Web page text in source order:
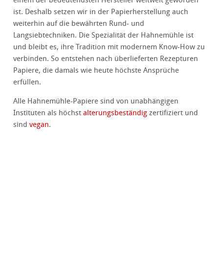
ist. Deshalb setzen wir in der Papierherstellung auch
weiterhin auf die bewährten Rund- und
Langsiebtechniken. Die Spezialität der Hahnemühle ist
und bleibt es, ihre Tradition mit modernem Know-How zu
verbinden. So entstehen nach überlieferten Rezepturen
Papiere, die damals wie heute höchste Ansprüche
erfüllen.
Alle Hahnemühle-Papiere sind von unabhängigen
Instituten als höchstalterungsbeständig zertifiziert und
sindvegan.